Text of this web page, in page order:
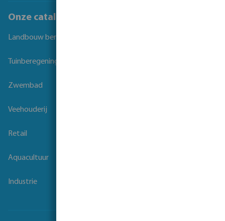
Onze catalogi
Landbouw beregening
Tuinberegening
Zwembad
Veehouderij
Retail
Aquacultuur
Industrie